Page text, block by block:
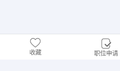
收藏 职位申请